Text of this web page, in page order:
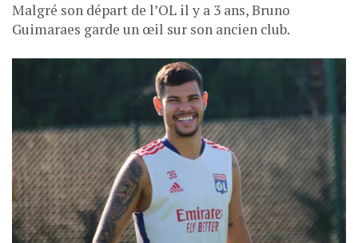
Malgré son départ de l’OL il y a 3 ans, Bruno
Guimaraes garde un œil sur son ancien club.